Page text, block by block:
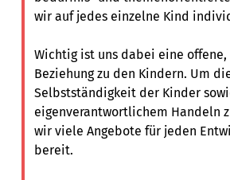
wir auf jedes einzelne Kind
Wichtig ist uns dabei eine
Beziehung zu den Kindern. Um
Selbstständigkeit der Kinder
eigenverantwortlichem Handeln
wir viele Angebote für jeden
bereit.